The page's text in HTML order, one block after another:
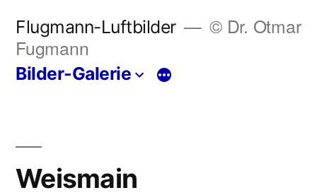
Inhalt
springen
Flugmann-Luftbilder
© Dr. Otmar
Fugmann
Bilder-Galerie Mehr
Weismain